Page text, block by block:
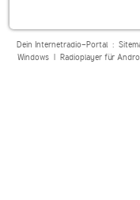
Dein Internetradio-Portal :
Windows| Radioplayer für